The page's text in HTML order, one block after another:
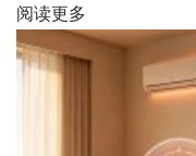
打
击
：
阅读更多